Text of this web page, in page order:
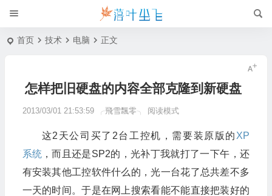
首页 技术 电脑 正文
怎样把旧硬盘的内容全部克隆到新硬盘
2013/03/01 21:53:59 ╭飛雪飄零╮ 阅读模式
这2天公司买了2台工控机，需要装原版的 XP
系统，而且还是SP2的，光补丁我就打了一下午，还
有安装其他工控软件什么的，光一台花了总共差不多
一天的时间。于是在网上搜索看能不能直接把装好的